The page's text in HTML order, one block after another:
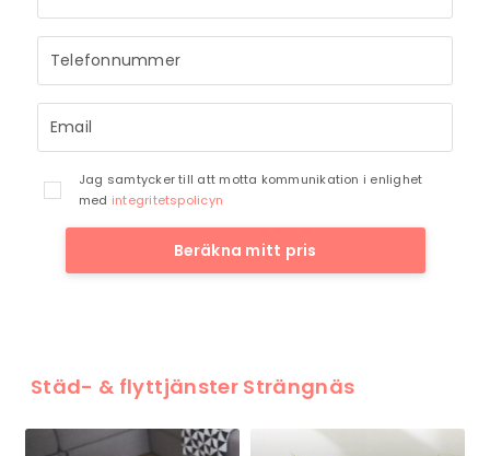
till dig så snart vi har möjlighet.
Jag samtycker till att motta kommunikation i enlighet
med integritetspolicyn
Beräkna mitt pris
Städ- & flyttjänster Strängnäs